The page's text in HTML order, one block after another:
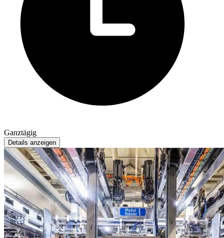
Ganztägig
Details anzeigen